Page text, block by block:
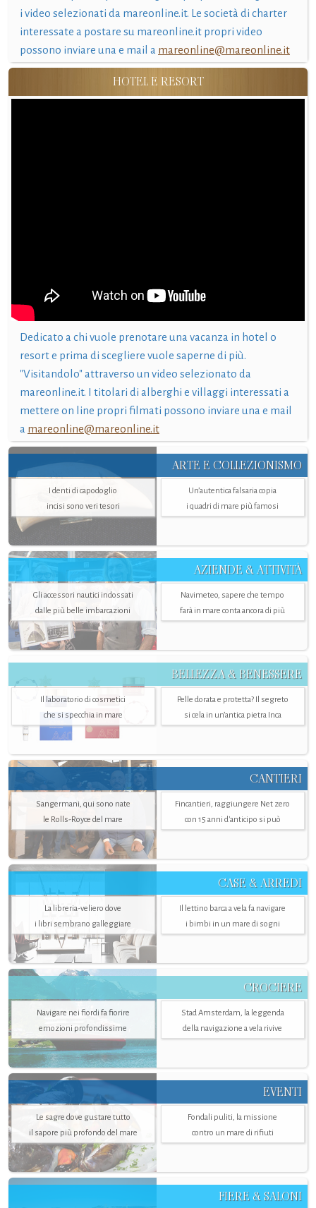
i video selezionati da mareonline.it. Le società di charter
interessate a postare su mareonline.it propri video
possono inviare una e mail a mareonline@mareonline.it
HOTEL E RESORT
Dedicato a chi vuole prenotare una vacanza in hotel o
resort e prima di scegliere vuole saperne di più.
"Visitandolo" attraverso un video selezionato da
mareonline.it. I titolari di alberghi e villaggi interessati a
mettere on line propri filmati possono inviare una e mail
a mareonline@mareonline.it
ARTE E COLLEZIONISMO
I denti di capodoglio
incisi sono veri tesori
Un’autentica falsaria copia
i quadri di mare più famosi
AZIENDE & ATTIVITÀ
Gli accessori nautici indossati
dalle più belle imbarcazioni
Navimeteo, sapere che tempo
farà in mare conta ancora di più
BELLEZZA & BENESSERE
Il laboratorio di cosmetici
che si specchia in mare
Pelle dorata e protetta? Il segreto
si cela in un’antica pietra Inca
CANTIERI
Sangermani, qui sono nate
le Rolls-Royce del mare
Fincantieri, raggiungere Net zero
con 15 anni d'anticipo si può
CASE & ARREDI
La libreria-veliero dove
i libri sembrano galleggiare
Il lettino barca a vela fa navigare
i bimbi in un mare di sogni
CROCIERE
Navigare nei fiordi fa fiorire
emozioni profondissime
Stad Amsterdam, la leggenda
della navigazione a vela rivive
EVENTI
Le sagre dove gustare tutto
il sapore più profondo del mare
Fondali puliti, la missione
contro un mare di rifiuti
FIERE & SALONI